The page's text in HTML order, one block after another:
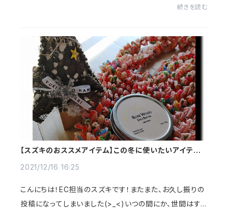
続きを読む
【スズキのおススメアイテム】この冬に使いたいアイテム＆
2021/12/16 16:25
こんにちは！EC担当のスズキです！またまた、お久し振りの
投稿になってしまいました(>_<)いつの間にか、世間はすっ